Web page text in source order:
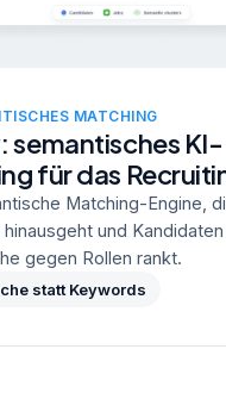
MATCHING
semantisches KI-
für das
Matching-Engine,
und
gegen Rollen rankt.
statt Keywords